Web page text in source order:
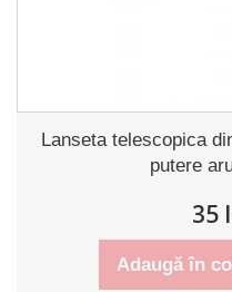
Lanseta telescopica
putere
35
Adaugă în